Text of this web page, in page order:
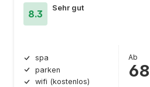
8.3
Sehr gut
spa
parken
wifi (kostenlos)
Ab